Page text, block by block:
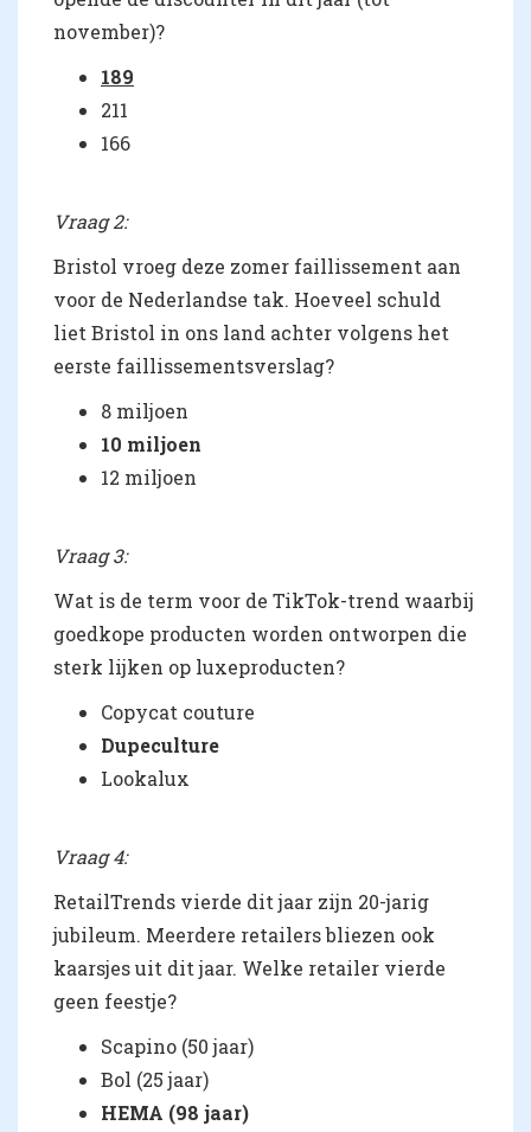
november)?
189
211
166
Vraag 2:
Bristol vroeg deze zomer faillissement aan
voor de Nederlandse tak. Hoeveel schuld
liet Bristol in ons land achter volgens het
eerste faillissementsverslag?
8 miljoen
10 miljoen
12 miljoen
Vraag 3:
Wat is de term voor de TikTok-trend waarbij
goedkope producten worden ontworpen die
sterk lijken op luxeproducten?
Copycat couture
Dupeculture
Lookalux
Vraag 4:
RetailTrends vierde dit jaar zijn 20-jarig
jubileum. Meerdere retailers bliezen ook
kaarsjes uit dit jaar. Welke retailer vierde
geen feestje?
Scapino (50 jaar)
Bol (25 jaar)
HEMA (98 jaar)